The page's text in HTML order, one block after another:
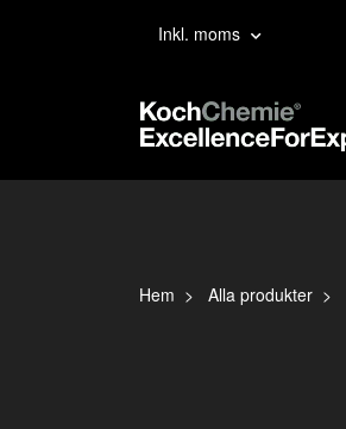
Inkl. moms
Hem Alla produkter